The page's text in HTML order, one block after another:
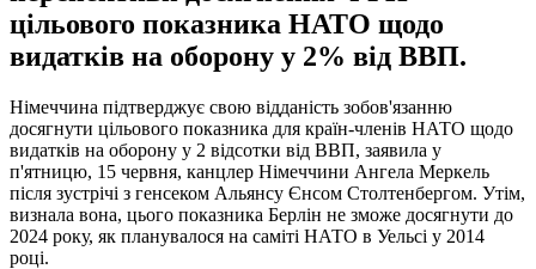
цільового показника НАТО щодо
видатків на оборону у 2% від ВВП.
Німеччина підтверджує свою відданість зобов'язанню
досягнути цільового показника для країн-членів НАТО щодо
видатків на оборону у 2 відсотки від ВВП, заявила у
п'ятницю, 15 червня, канцлер Німеччини Ангела Меркель
після зустрічі з генсеком Альянсу Єнсом Столтенбергом. Утім,
визнала вона, цього показника Берлін не зможе досягнути до
2024 року, як планувалося на саміті НАТО в Уельсі у 2014
році.